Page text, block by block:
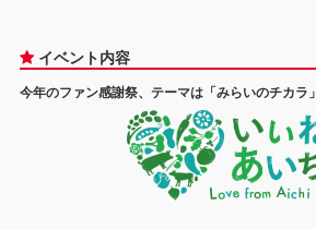
イベント内容
今年のファン感謝祭、テーマは「みらいのチカラ」